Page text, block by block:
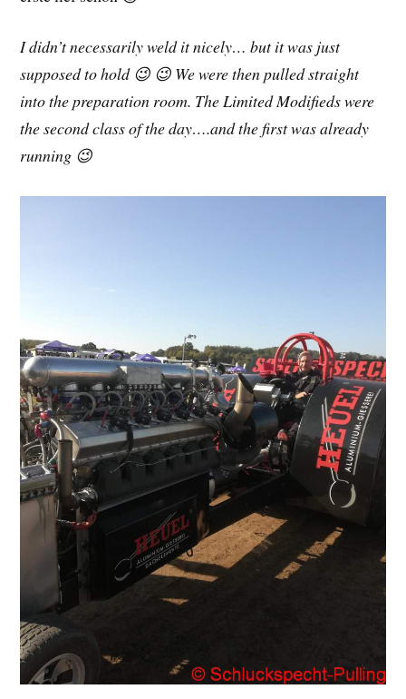
I didn’t necessarily weld it nicely… but it was just
supposed to hold 😉 😉 We were then pulled straight
into the preparation room. The Limited Modifieds were
the second class of the day….and the first was already
running 😉